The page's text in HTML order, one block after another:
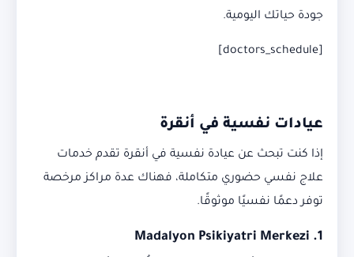
جودة حياتك اليومية.
[doctors_schedule]
عيادات نفسية في أنقرة
إذا كنت تبحث عن عيادة نفسية في أنقرة تقدم خدمات
علاج نفسي حضوري متكاملة، فهناك عدة مراكز مرخصة
توفر دعمًا نفسيًا موثوقًا.
1. Madalyon Psikiyatri Merkezi